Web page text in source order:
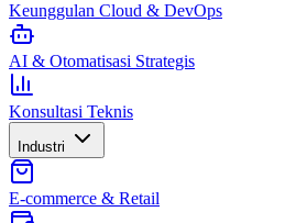
Keunggulan Cloud & DevOps
AI & Otomatisasi Strategis
Konsultasi Teknis
Industri
E-commerce & Retail